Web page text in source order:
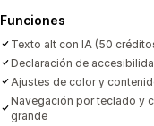
Funciones
Texto alt con IA (50
Declaración de
Ajustes de color y
Navegación por teclado y
grande